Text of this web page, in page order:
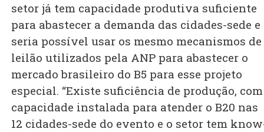
setor já tem capacidade produtiva suficiente
para abastecer a demanda das cidades-sede e
seria possível usar os mesmo mecanismos de
leilão utilizados pela ANP para abastecer o
mercado brasileiro do B5 para esse projeto
especial. “Existe suficiência de produção, com
capacidade instalada para atender o B20 nas
12 cidades-sede do evento e o setor tem